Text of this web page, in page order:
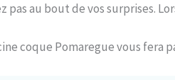
pas au bout de vos surprises.
coque Pomaregue vous